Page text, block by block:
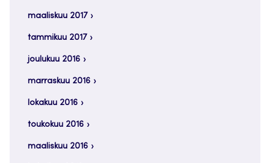
maaliskuu 2017
tammikuu 2017
joulukuu 2016
marraskuu 2016
lokakuu 2016
toukokuu 2016
maaliskuu 2016